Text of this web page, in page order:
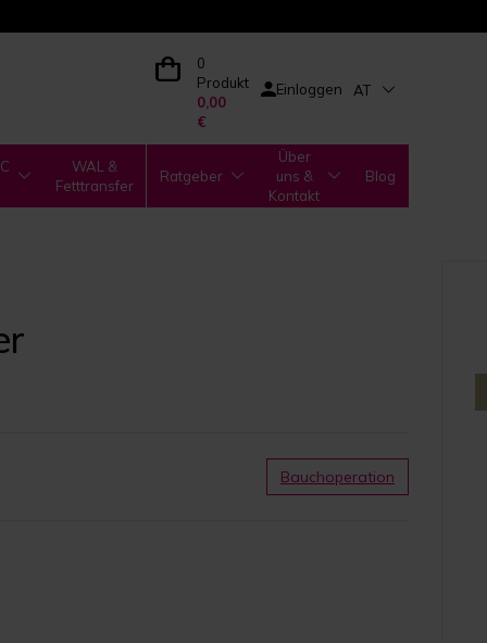
0
Produkt
0,00
€
Einloggen AT
WAL &
Fetttransfer
Ratgeber
Über
uns &
Kontakt
Blog
Bauchoperation